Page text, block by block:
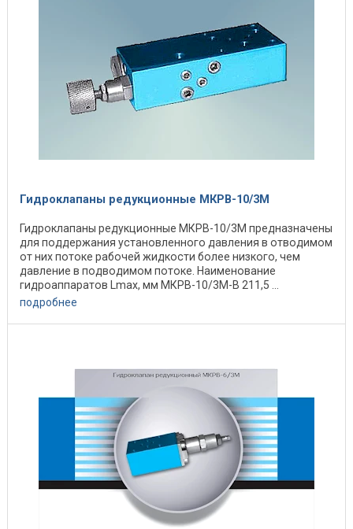
Гидроклапаны редукционные МКРВ-10/3М
Гидроклапаны редукционные МКРВ-10/3М предназначены
для поддержания установленного давления в отводимом
от них потоке рабочей жидкости более низкого, чем
давление в подводимом потоке. Наименование
гидроаппаратов Lmax, мм МКРВ-10/3М-В 211,5 ...
подробнее